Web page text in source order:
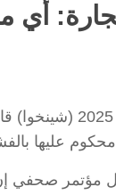
أي
بكين 18
محكوم عليها
مؤتمر صحفي إن